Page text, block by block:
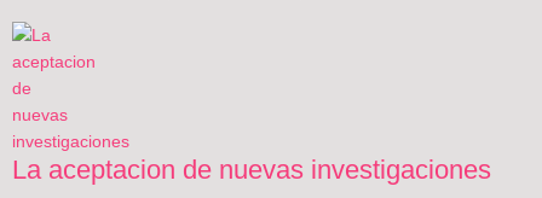
La aceptacion de nuevas investigaciones